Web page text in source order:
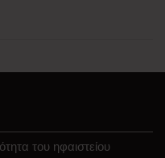
του ηφαιστείου